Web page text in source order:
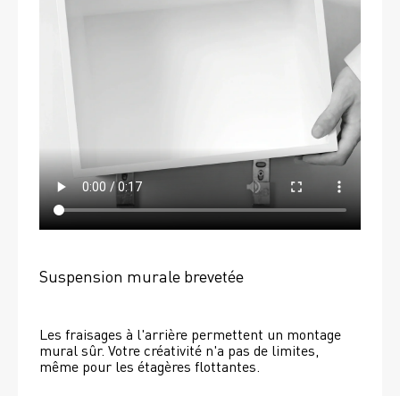
Suspension murale brevetée
Les fraisages à l'arrière permettent un montage
mural sûr. Votre créativité n'a pas de limites,
même pour les étagères flottantes.